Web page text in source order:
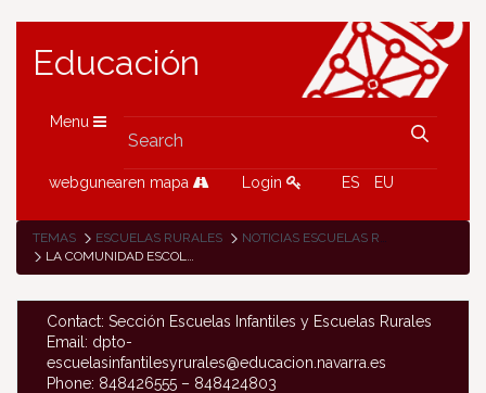
Educación
Menu
webgunearen mapa Login ES EU
TEMAS ESCUELAS RURALES
NOTICIAS ESCUELAS RURALES
LA COMUNIDAD ESCOLAR DE LEITZALDEA DA COMIENZO A LA RONDA DE SESIONES PARA ORGANIZAR LA FIESTA DE SUS ESCUELAS
Contact: Sección Escuelas Infantiles y Escuelas Rurales
Email: dpto-
escuelasinfantilesyrurales@educacion.navarra.es
Phone: 848426555 – 848424803